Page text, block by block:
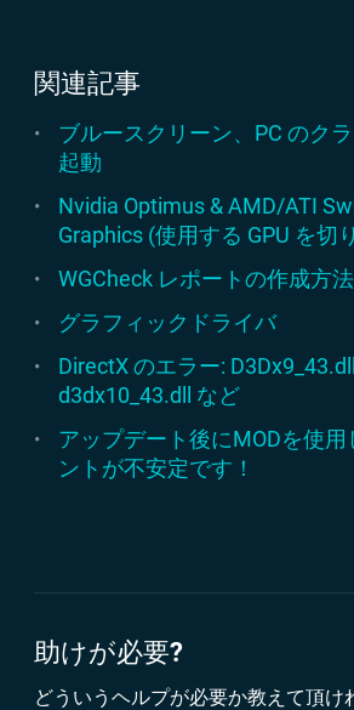
ーク上では正常に動作しない場合が
は、音声チャットのキー
てが無効になります。代
スの中央ボタン (ホイー
音声チャットボタンに割
標準的な設定で音声チャットの接
(SIP ALG 有効、SPI ファイアウォー
音声チャットが安定動作しない場合
ば SIP ALG を無効にしてみてくださ
それでも音声チャットが安定動作し
能であれば SPI ファイアウォールも
それでも解決できなかった場合は、
関連記事
ブルースクリーン、PC のク
起動
Nvidia Optimus & AMD/ATI
Graphics (使用する GPU を切
WGCheck レポートの作成方法
グラフィックドライバ
DirectX のエラー: D3Dx9_43.dll
d3dx10_43.dll など
アップデート後にMODを使
ントが不安定です！
助けが必要?
どういうヘルプが必要か教えて頂け